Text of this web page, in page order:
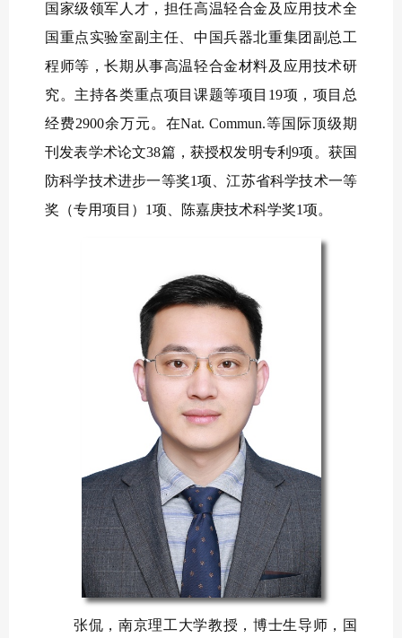
国家级领军人才，担任高温轻合金及应用技术全
国重点实验室副主任、中国兵器北重集团副总工
程师等，长期从事高温轻合金材料及应用技术研
究。主持各类重点项目课题等项目19项，项目总
经费2900余万元。在Nat. Commun.等国际顶级期
刊发表学术论文38篇，获授权发明专利9项。获国
防科学技术进步一等奖1项、江苏省科学技术一等
奖（专用项目）1项、陈嘉庚技术科学奖1项。
张侃，南京理工大学教授，博士生导师， 国